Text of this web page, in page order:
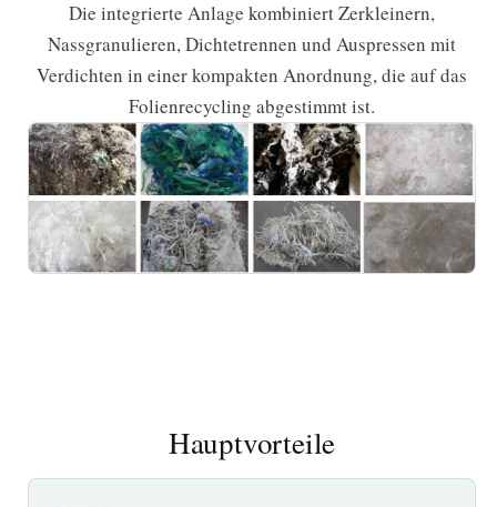
Die integrierte Anlage kombiniert Zerkleinern,
Nassgranulieren, Dichtetrennen und Auspressen mit
Verdichten in einer kompakten Anordnung, die auf das
Folienrecycling abgestimmt ist.
Hauptvorteile